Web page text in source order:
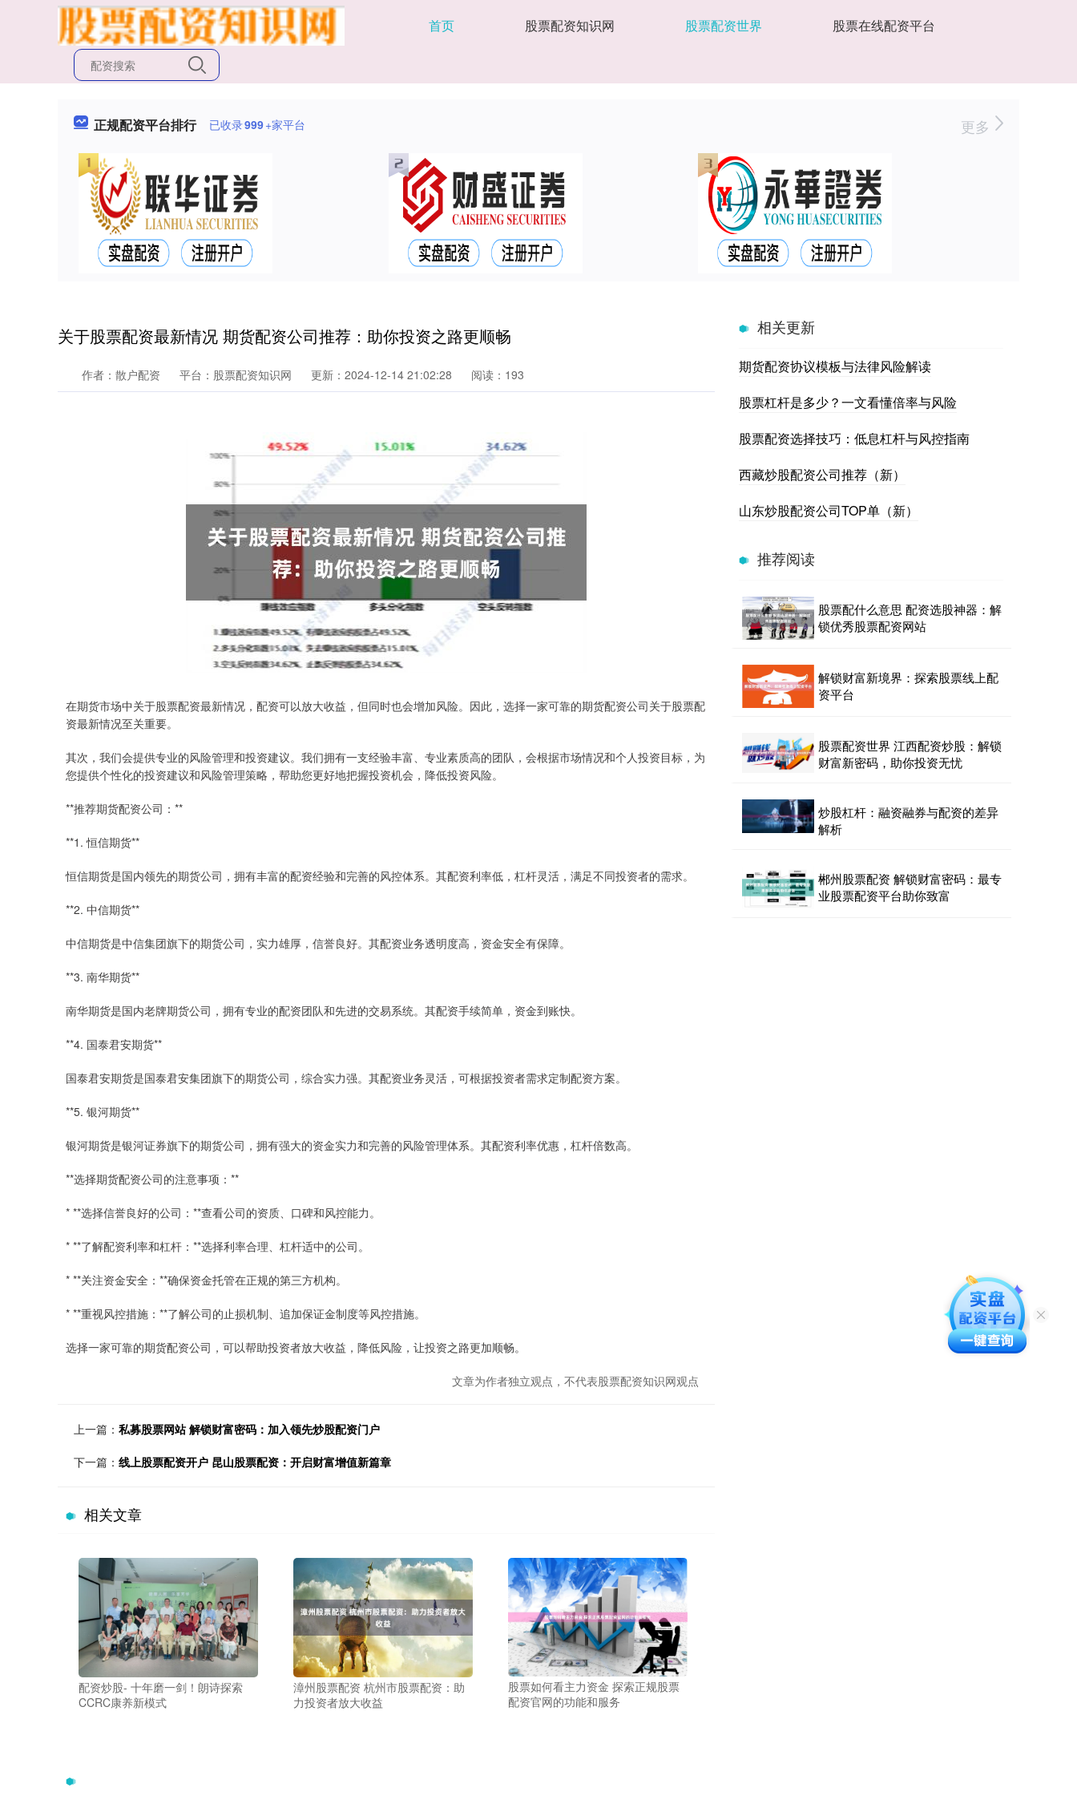
首页 股票配资知识网 股票配资世界 股票在线配资平台
正规配资平台排行 已收录999+家平台 更多
关于股票配资最新情况 期货配资公司推荐：助你投资之路更顺畅
作者：散户配资 平台：股票配资知识网 更新：2024-12-14 21:02:28 阅读：193
在期货市场中关于股票配资最新情况，配资可以放大收益，但同时也会增加风险。因此，选择一家可靠的期货配资公司关于股票配
资最新情况至关重要。
其次，我们会提供专业的风险管理和投资建议。我们拥有一支经验丰富、专业素质高的团队，会根据市场情况和个人投资目标，为
您提供个性化的投资建议和风险管理策略，帮助您更好地把握投资机会，降低投资风险。
**推荐期货配资公司：**
**1. 恒信期货**
恒信期货是国内领先的期货公司，拥有丰富的配资经验和完善的风控体系。其配资利率低，杠杆灵活，满足不同投资者的需求。
**2. 中信期货**
中信期货是中信集团旗下的期货公司，实力雄厚，信誉良好。其配资业务透明度高，资金安全有保障。
**3. 南华期货**
南华期货是国内老牌期货公司，拥有专业的配资团队和先进的交易系统。其配资手续简单，资金到账快。
**4. 国泰君安期货**
国泰君安期货是国泰君安集团旗下的期货公司，综合实力强。其配资业务灵活，可根据投资者需求定制配资方案。
**5. 银河期货**
银河期货是银河证券旗下的期货公司，拥有强大的资金实力和完善的风险管理体系。其配资利率优惠，杠杆倍数高。
**选择期货配资公司的注意事项：**
* **选择信誉良好的公司：**查看公司的资质、口碑和风控能力。
* **了解配资利率和杠杆：**选择利率合理、杠杆适中的公司。
* **关注资金安全：**确保资金托管在正规的第三方机构。
* **重视风控措施：**了解公司的止损机制、追加保证金制度等风控措施。
选择一家可靠的期货配资公司，可以帮助投资者放大收益，降低风险，让投资之路更加顺畅。
文章为作者独立观点，不代表股票配资知识网观点
上一篇： 私募股票网站 解锁财富密码：加入领先炒股配资门户
下一篇： 线上股票配资开户 昆山股票配资：开启财富增值新篇章
相关文章
配资炒股- 十年磨一剑！朗诗探索
CCRC康养新模式
漳州股票配资 杭州市股票配资：助
力投资者放大收益
股票如何看主力资金 探索正规股票
配资官网的功能和服务
相关更新
期货配资协议模板与法律风险解读
股票杠杆是多少？一文看懂倍率与风险
股票配资选择技巧：低息杠杆与风控指南
西藏炒股配资公司推荐（新）
山东炒股配资公司TOP单（新）
推荐阅读
股票配什么意思 配资选股神器：解
锁优秀股票配资网站
解锁财富新境界：探索股票线上配
资平台
股票配资世界 江西配资炒股：解锁
财富新密码，助你投资无忧
炒股杠杆：融资融券与配资的差异
解析
郴州股票配资 解锁财富密码：最专
业股票配资平台助你致富